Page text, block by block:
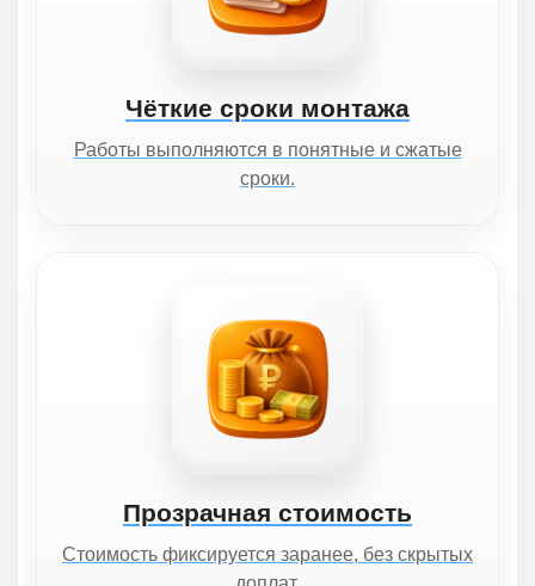
Чёткие сроки монтажа
Работы выполняются в понятные и сжатые
сроки.
Прозрачная стоимость
Стоимость фиксируется заранее, без скрытых